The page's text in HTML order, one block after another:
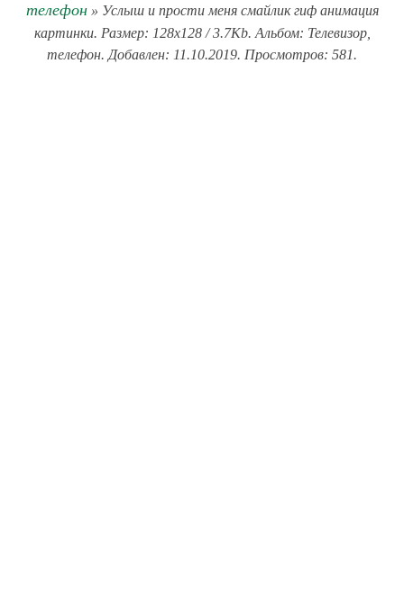
телефон» Услыш и прости меня смайлик гиф анимация
картинки. Размер: 128x128 / 3.7Kb. Альбом: Телевизор,
телефон. Добавлен: 11.10.2019. Просмотров: 581.